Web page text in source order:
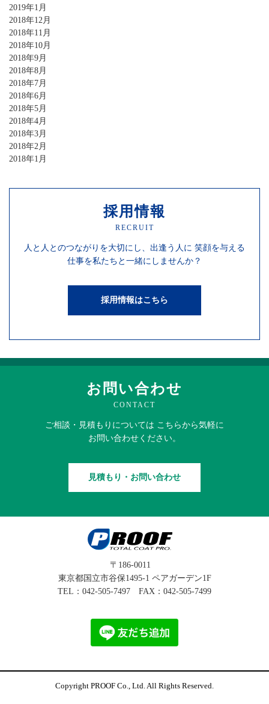
2019年1月
2018年12月
2018年11月
2018年10月
2018年9月
2018年8月
2018年7月
2018年6月
2018年5月
2018年4月
2018年3月
2018年2月
2018年1月
採用情報
RECRUIT
人と人とのつながりを大切にし、 出逢う人に 笑顔を与える
仕事を私たちと一緒にしませんか？
採用情報はこちら
お問い合わせ
CONTACT
ご相談・見積もりについては こちらから気軽に
お問い合わせください。
見積もり・お問い合わせ
〒186-0011
東京都国立市谷保1495-1 ペアガーデン1F
TEL： 042-505-7497 FAX：042-505-7499
Copyright PROOF Co., Ltd. All Rights Reserved.